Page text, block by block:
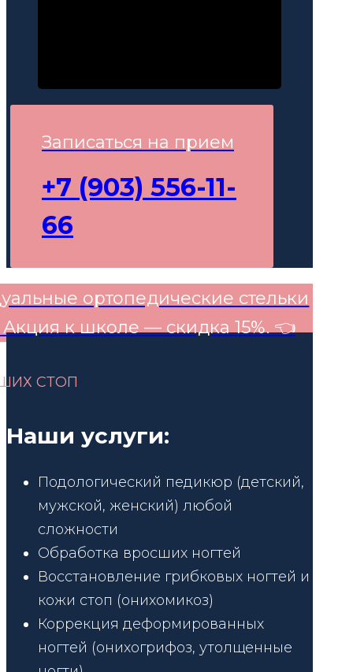
Записаться на прием
+7 (903) 556-11-
66
ортопедические стельки
Акция к школе — скидка 15%. 👈
СТОП
Наши услуги:
Подологический педикюр (детский,
мужской, женский) любой
сложности
Обработка вросших ногтей
Восстановление грибковых ногтей и
кожи стоп (онихомикоз)
Коррекция деформированных
ногтей (онихогрифоз, утолщенные